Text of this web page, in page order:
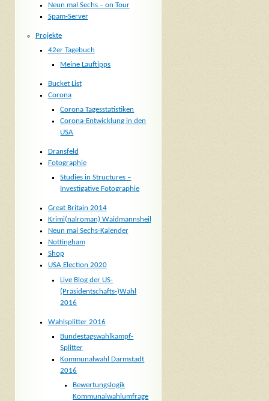
Neun mal Sechs – on Tour
Spam-Server
Projekte
42er Tagebuch
Meine Lauftipps
Bucket List
Corona
Corona Tagesstatistiken
Corona-Entwicklung in den
USA
Dransfeld
Fotographie
Studies in Structures –
Investigative Fotographie
Great Britain 2014
Krimi(nalroman) Waidmannsheil
Neun mal Sechs-Kalender
Nottingham
Shop
USA Election 2020
Live Blog der US-
(Präsidentschafts-)Wahl
2016
Wahlsplitter 2016
Bundestagswahlkampf-
Splitter
Kommunalwahl Darmstadt
2016
Bewertungslogik
Kommunalwahlumfrage